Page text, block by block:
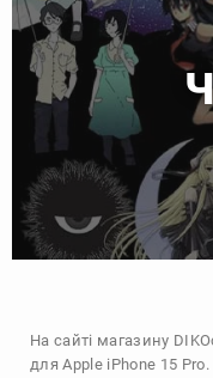
На сайті магазину
для Apple iPhone 15